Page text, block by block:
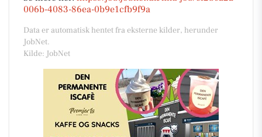
006b-4083-86ea-0b9e1cfb9f9a
Data er automatisk hentet fra eksterne kilder, herunder
JobNet.
Kilde: JobNet